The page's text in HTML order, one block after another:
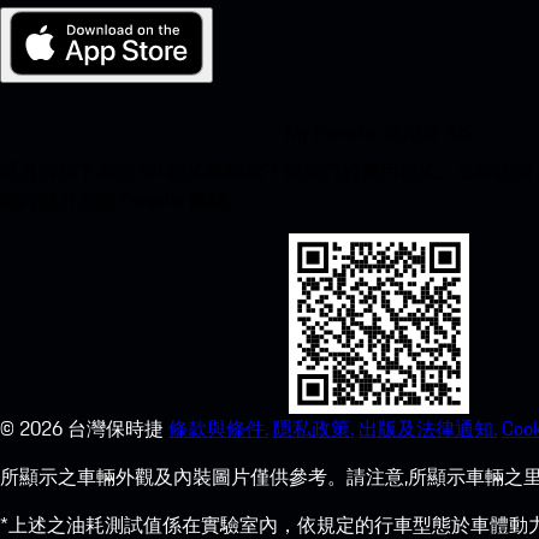
© 2026 台灣保時捷 條款與條件.隱私政策. 出版及法律通知.
所顯示之車輛外觀及內裝圖片僅供參考。請注意,所顯示車輛
*上述之油耗測試值係在實驗室內，依規定的行車型態於車體